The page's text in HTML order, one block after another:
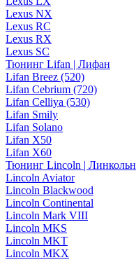
Lexus NX
Lexus RC
Lexus RX
Lexus SC
Тюнинг Lifan | Лифан
Lifan Breez (520)
Lifan Cebrium (720)
Lifan Celliya (530)
Lifan Smily
Lifan Solano
Lifan X50
Lifan X60
Тюнинг Lincoln | Линкольн
Lincoln Aviator
Lincoln Blackwood
Lincoln Continental
Lincoln Mark VIII
Lincoln MKS
Lincoln MKT
Lincoln MKX